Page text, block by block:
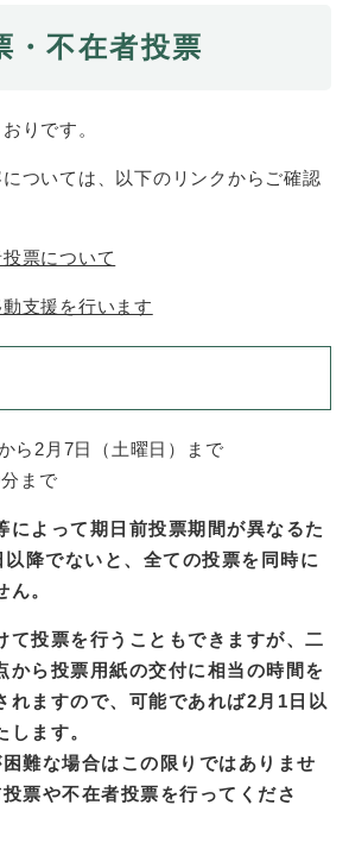
・不在者投票
りです。
ついては、以下のリンクからご確認
票について
支援を行います
ら2月7日（土曜日）まで
まで
よって期日前投票期間が異なるた
降でないと、全ての投票を同時に
。
て投票を行うこともできますが、二
から投票用紙の交付に相当の時間を
れますので、可能であれば2月1日以
します。
困難な場合はこの限りではありませ
票や不在者投票を行ってくださ